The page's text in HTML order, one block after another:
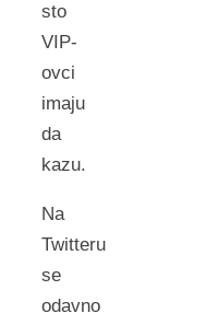
sto
VIP-
ovci
imaju
da
kazu.
Na
Twitteru
se
odavno